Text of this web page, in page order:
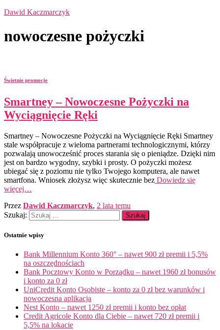
Dawid Kaczmarczyk
nowoczesne pożyczki
Świetnie promocje
Smartney – Nowoczesne Pożyczki na
Wyciągnięcie Ręki
Smartney – Nowoczesne Pożyczki na Wyciągnięcie Ręki Smartney
stale współpracuje z wieloma partnerami technologicznymi, którzy
pozwalają unowocześnić proces starania się o pieniądze. Dzięki nim
jest on bardzo wygodny, szybki i prosty. O pożyczki możesz
ubiegać się z poziomu nie tylko Twojego komputera, ale nawet
smartfona. Wniosek złożysz więc skutecznie bez Dowiedz się
więcej…
Przez Dawid Kaczmarczyk, 2 lata temu
Szukaj:
Ostatnie wpisy
Bank Millennium Konto 360° – nawet 900 zł premii i 5,5%
na oszczędnościach
Bank Pocztowy Konto w Porządku – nawet 1960 zł bonusów
i konto za 0 zł
UniCredit Konto Osobiste – konto za 0 zł bez warunków i
nowoczesna aplikacja
Nest Konto – nawet 1250 zł premii i konto bez opłat
Credit Agricole Konto dla Ciebie – nawet 720 zł premii i
5,5% na lokacie